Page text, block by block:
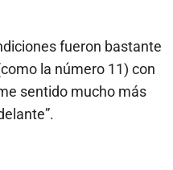
fueron bastante
la número 11) con
sentido mucho más